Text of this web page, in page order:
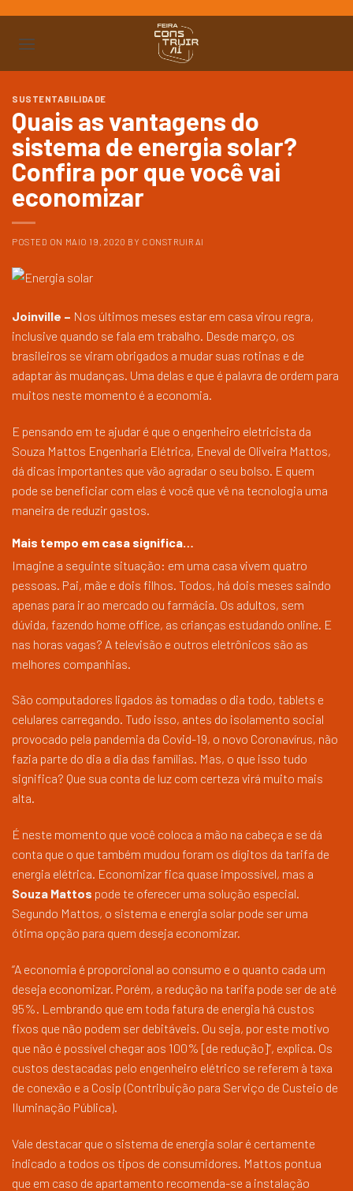
para
SUSTENTABILIDADE
Quais as vantagens do
sistema de energia solar?
Confira por que você vai
economizar
POSTED ON MAIO 19, 2020 BY CONSTRUIR AI
Joinville – Nos últimos meses estar em casa virou regra,
inclusive quando se fala em trabalho. Desde março, os
brasileiros se viram obrigados a mudar suas rotinas e de
adaptar às mudanças. Uma delas e que é palavra de ordem para
muitos neste momento é a economia.
E pensando em te ajudar é que o engenheiro eletricista da
Souza Mattos Engenharia Elétrica, Eneval de Oliveira Mattos,
dá dicas importantes que vão agradar o seu bolso. E quem
pode se beneficiar com elas é você que vê na tecnologia uma
maneira de reduzir gastos.
Mais tempo em casa significa…
Imagine a seguinte situação: em uma casa vivem quatro
pessoas. Pai, mãe e dois filhos. Todos, há dois meses saindo
apenas para ir ao mercado ou farmácia. Os adultos, sem
dúvida, fazendo home office, as crianças estudando online. E
nas horas vagas? A televisão e outros eletrônicos são as
melhores companhias.
São computadores ligados às tomadas o dia todo, tablets e
celulares carregando. Tudo isso, antes do isolamento social
provocado pela pandemia da Covid-19, o novo Coronavírus, não
fazia parte do dia a dia das famílias. Mas, o que isso tudo
significa? Que sua conta de luz com certeza virá muito mais
alta.
É neste momento que você coloca a mão na cabeça e se dá
conta que o que também mudou foram os dígitos da tarifa de
energia elétrica. Economizar fica quase impossível, mas a
Souza Mattos pode te oferecer uma solução especial.
Segundo Mattos, o sistema e energia solar pode ser uma
ótima opção para quem deseja economizar.
“A economia é proporcional ao consumo e o quanto cada um
deseja economizar. Porém, a redução na tarifa pode ser de até
95%. Lembrando que em toda fatura de energia há custos
fixos que não podem ser debitáveis. Ou seja, por este motivo
que não é possível chegar aos 100% [de redução]”, explica. Os
custos destacadas pelo engenheiro elétrico se referem à taxa
de conexão e a Cosip (Contribuição para Serviço de Custeio de
Iluminação Pública).
Vale destacar que o sistema de energia solar é certamente
indicado a todos os tipos de consumidores. Mattos pontua
que em caso de apartamento recomenda-se a instalação